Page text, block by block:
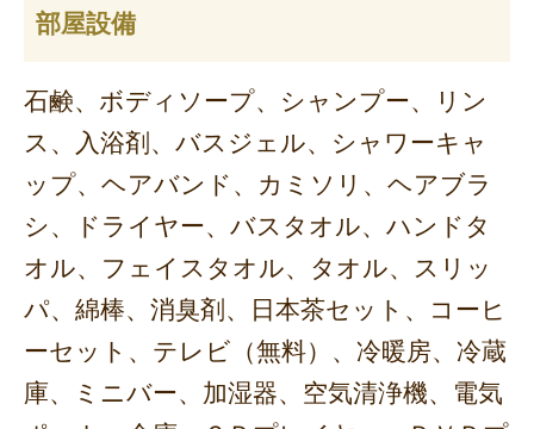
部屋設備
石鹸、ボディソープ、シャンプー、リン
ス、入浴剤、バスジェル、シャワーキャ
ップ、ヘアバンド、カミソリ、ヘアブラ
シ、ドライヤー、バスタオル、ハンドタ
オル、フェイスタオル、タオル、スリッ
パ、綿棒、消臭剤、日本茶セット、コーヒ
ーセット、テレビ（無料）、冷暖房、冷蔵
庫、ミニバー、加湿器、空気清浄機、電気